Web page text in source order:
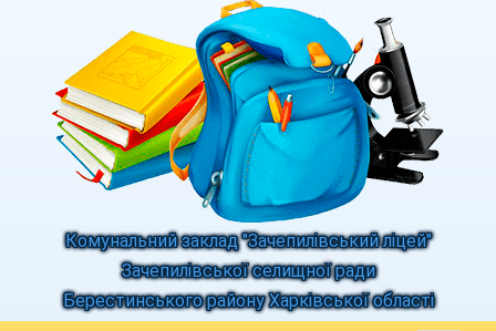
Комунальний заклад "Зачепилівський ліцей"
Зачепилівської селищної ради
Берестинського району Харківської області